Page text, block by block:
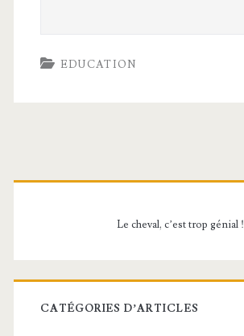
EDUCATION
Barre
Le cheval, c’est trop génial !
CATÉGORIES D’ARTICLES